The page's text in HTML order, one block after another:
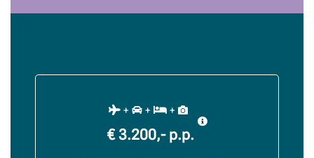
+ + +
€ 3.200,- p.p.